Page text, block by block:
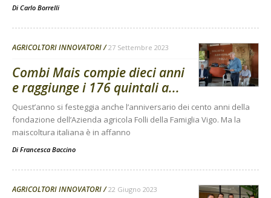
Di Carlo Borrelli
AGRICOLTORI INNOVATORI 27 Settembre 2023
Combi Mais compie dieci anni
e raggiunge i 176 quintali a...
Quest’anno si festeggia anche l’anniversario dei cento anni della
fondazione dell’Azienda agricola Folli della Famiglia Vigo. Ma la
maiscoltura italiana è in affanno
Di Francesca Baccino
AGRICOLTORI INNOVATORI 22 Giugno 2023